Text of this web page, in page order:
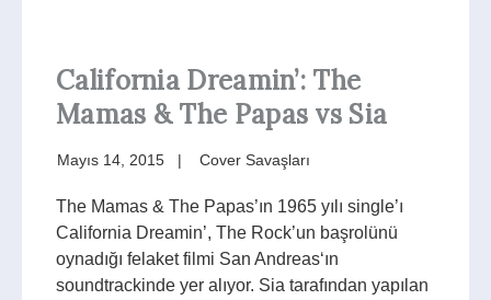
California Dreamin’: The
Mamas & The Papas vs Sia
Mayıs 14, 2015 Cover Savaşları
The Mamas & The Papas’ın 1965 yılı single’ı
California Dreamin’, The Rock’un başrolünü
oynadığı felaket filmi San Andreas‘ın
soundtrackinde yer alıyor. Sia tarafından yapılan